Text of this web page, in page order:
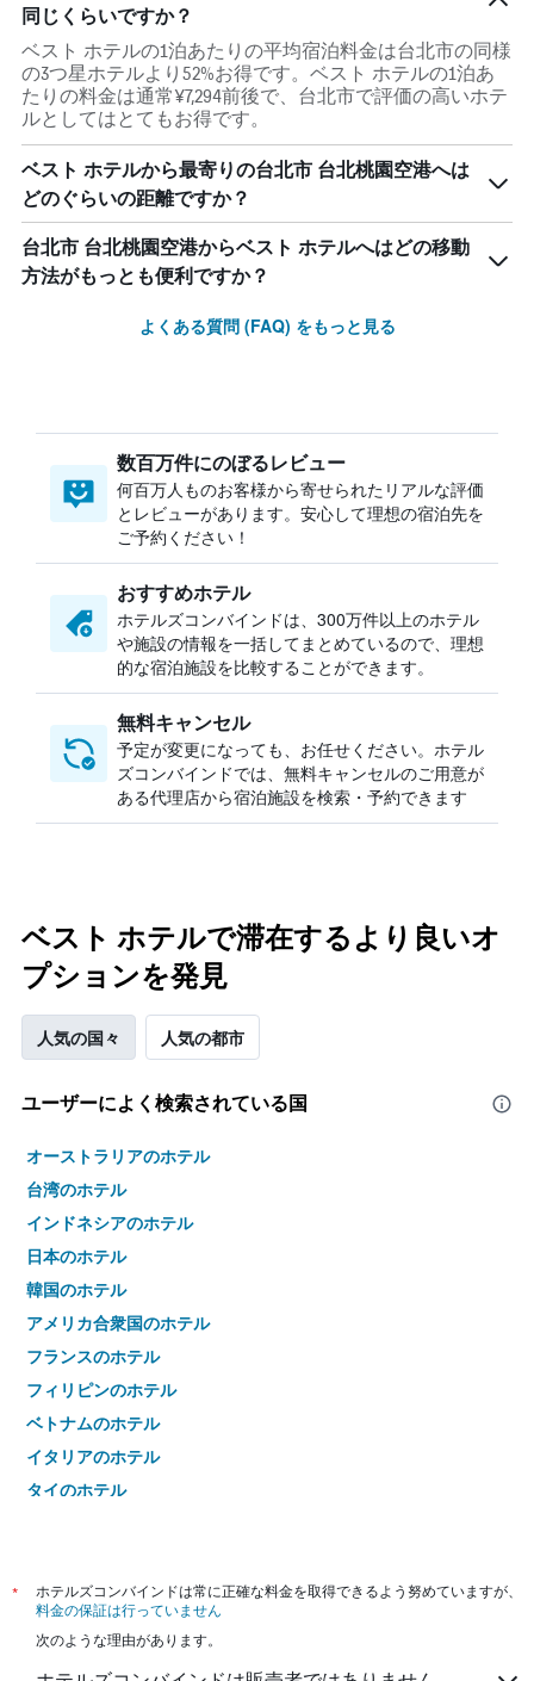
同じくらいですか？
ベスト ホテルの1泊あたりの平均宿泊料金は台北市の同様
の3つ星ホテルより52%お得です。ベスト ホテルの1泊あ
たりの料金は通常¥7,294前後で、台北市で評価の高いホテ
ルとしてはとてもお得です。
ベスト ホテルから最寄りの台北市 台北桃園空港へは
どのぐらいの距離ですか？
台北市 台北桃園空港からベスト ホテルへはどの移動
方法がもっとも便利ですか？
よくある質問 (FAQ) をもっと見る
数百万件にのぼるレビュー
何百万人ものお客様から寄せられたリアルな評価
とレビューがあります。安心して理想の宿泊先を
ご予約ください！
おすすめホテル
ホテルズコンバインドは、300万件以上のホテル
や施設の情報を一括してまとめているので、理想
的な宿泊施設を比較することができます。
無料キャンセル
予定が変更になっても、お任せください。ホテル
ズコンバインドでは、無料キャンセルのご用意が
ある代理店から宿泊施設を検索・予約できます
ベスト ホテルで滞在するより良いオ
プションを発見
人気の国々 人気の都市
ユーザーによく検索されている国
オーストラリアのホテル
台湾のホテル
インドネシアのホテル
日本のホテル
韓国のホテル
アメリカ合衆国のホテル
フランスのホテル
フィリピンのホテル
ベトナムのホテル
イタリアのホテル
タイのホテル
*
ホテルズコンバインドは常に正確な料金を取得できるよう努めていますが、
料金の保証は行っていません
次のような理由があります。